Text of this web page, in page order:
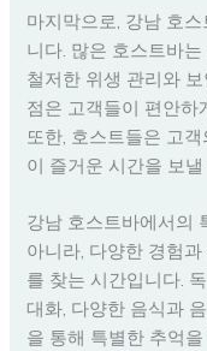
마지막으로, 강남 호
니다. 많은 호스트바
철저한 위생 관리와
점은 고객들이 편안하
또한, 호스트들은 고
이 즐거운 시간을 보
강남 호스트바에서의
아니라, 다양한 경험
를 찾는 시간입니다.
대화, 다양한 음식과
을 통해 특별한 추억